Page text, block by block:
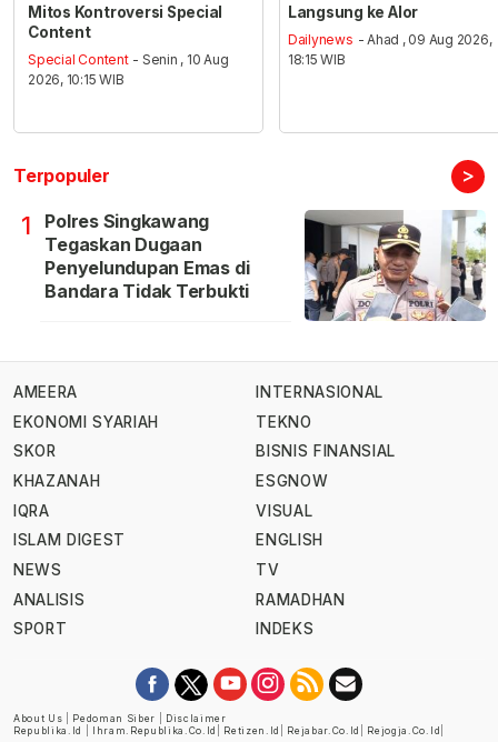
Mitos Kontroversi Special
Content
Special Content - Senin , 10 Aug
2026, 10:15 WIB
Langsung ke Alor
Dailynews - Ahad , 09 Aug 2026,
18:15 WIB
Terpopuler >
1
Polres Singkawang
Tegaskan Dugaan
Penyelundupan Emas di
Bandara Tidak Terbukti
AMEERA
EKONOMI SYARIAH
SKOR
KHAZANAH
IQRA
ISLAM DIGEST
NEWS
ANALISIS
SPORT
INTERNASIONAL
TEKNO
BISNIS FINANSIAL
ESGNOW
VISUAL
ENGLISH
TV
RAMADHAN
INDEKS
About Us Pedoman Siber
Disclaimer
Republika.id
Ihram.republika.co.id Retizen.id Rejabar.co.id Rejogja.co.id